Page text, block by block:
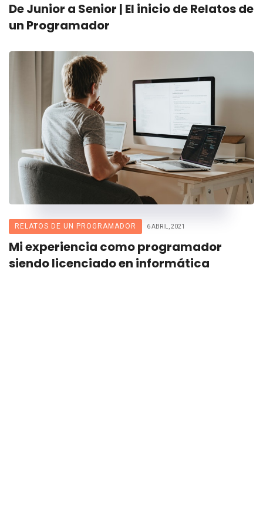
De Junior a Senior | El inicio de Relatos de
un Programador
RELATOS DE UN PROGRAMADOR 6 ABRIL, 2021
Mi experiencia como programador
siendo licenciado en informática